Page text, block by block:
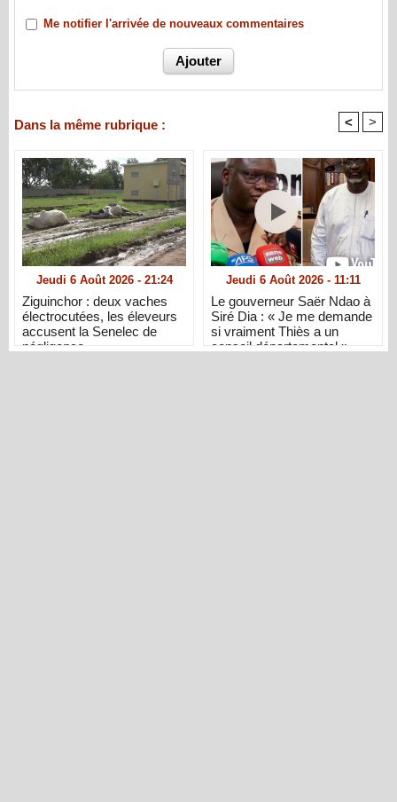
Me notifier l'arrivée de nouveaux commentaires
Dans la même rubrique : < >
Jeudi 6 Août 2026 - 21:24
Ziguinchor : deux vaches
électrocutées, les éleveurs
accusent la Senelec de
négligence
Jeudi 6 Août 2026 - 11:11
Le gouverneur Saër Ndao à
Siré Dia : « Je me demande
si vraiment Thiès a un
conseil départemental »